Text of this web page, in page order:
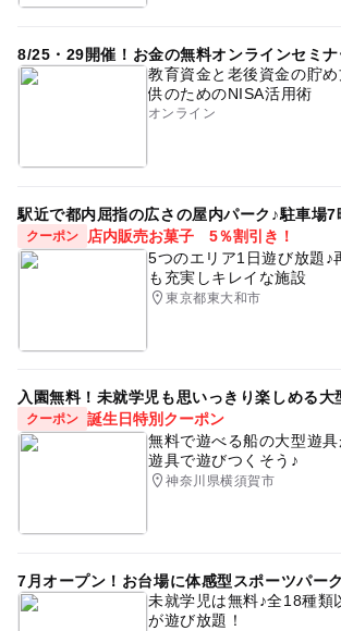
8/25・29開催！お金の無料オンラインセミナ
教育資金と老後資金の貯
供のためのNISA活用術
オンライン
駅近で都内屈指の広さの屋内パーク♪駐車場7
クーポン
店内販売お菓子 5％割引き！
5つのエリア1日遊び放題♪
も充実しキレイな施設
東京都東大和市
入園無料！未就学児も思いっきり楽しめる大
クーポン 誕生日特別クーポン
無料で遊べる船の大型遊
遊具で遊びつくそう♪
神奈川県横須賀市
7月オープン！お台場に体感型スポーツパー
未就学児は無料♪全18種類
が遊び放題！